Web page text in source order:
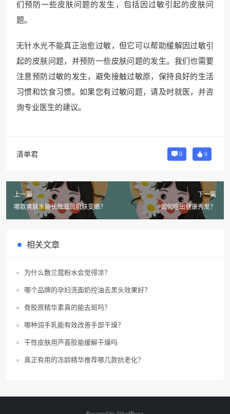
们预防一些皮肤问题的发生，包括因过敏引起的皮肤问
题。
无针水光不能真正治愈过敏，但它可以帮助缓解因过敏引
起的皮肤问题，并预防一些皮肤问题的发生。我们也需要
注意预防过敏的发生，避免接触过敏原，保持良好的生活
习惯和饮食习惯。如果您有过敏问题，请及时就医，并咨
询专业医生的建议。
清单君 0 0
上一篇
哪款爽肤水能长效滋润肌肤变嫩？
下一篇
如何吃出健康秀发？
相关文章
为什么敷兰蔻粉水会觉得凉？
哪个品牌的孕妇洗面奶控油去黑头效果好？
骨胶原精华素真的能去斑吗？
哪种润手乳能有效改善手部干燥？
干性皮肤用芦荟胶能缓解干燥吗
真正有用的冻龄精华推荐哪几款抗老化？